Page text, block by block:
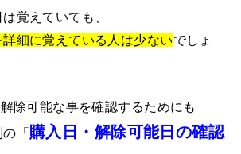
覚えていても、
細に覚えている人は少ないでしょ
除可能な事を確認するためにも
の「購入日・解除可能日の確認